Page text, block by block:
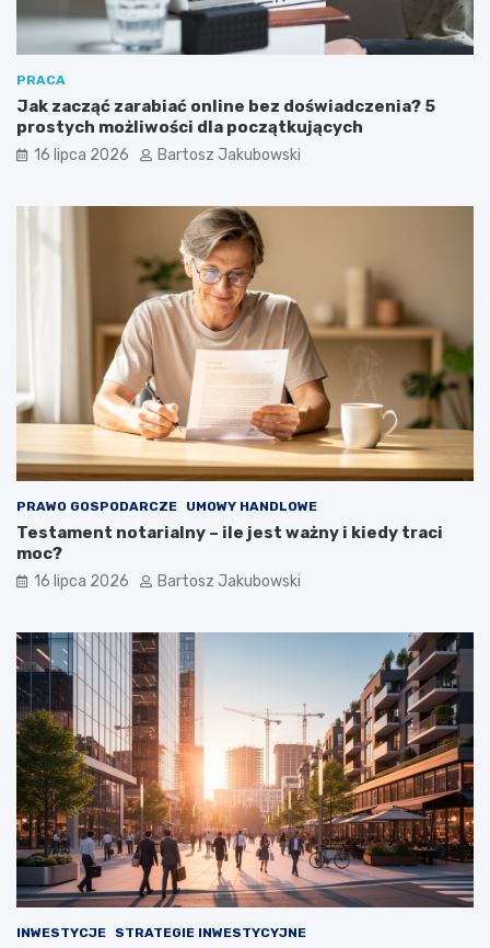
PRACA
Jak zacząć zarabiać online bez doświadczenia? 5
prostych możliwości dla początkujących
16 lipca 2026 Bartosz Jakubowski
PRAWO GOSPODARCZE UMOWY HANDLOWE
Testament notarialny – ile jest ważny i kiedy traci
moc?
16 lipca 2026 Bartosz Jakubowski
INWESTYCJE STRATEGIE INWESTYCYJNE